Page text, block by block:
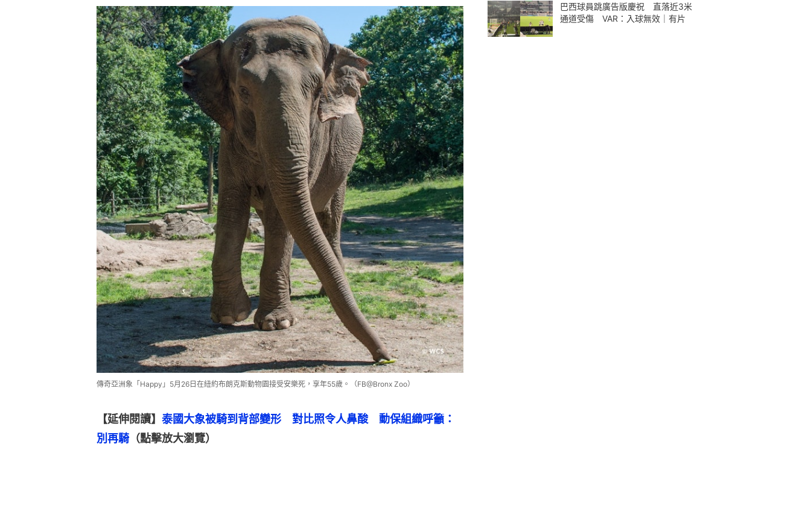
傳奇亞洲象「Happy」5月26日在紐約布朗克斯動物園接受安樂死，享年55歲。（FB@Bronx Zoo）
【延伸閱讀】 泰國大象被騎到背部變形　對比照令人鼻酸　動保組織呼籲：
別再騎 （點擊放大瀏覽）
巴西球員跳廣告版慶祝 直落近3米
通道受傷 VAR：入球無效｜有片